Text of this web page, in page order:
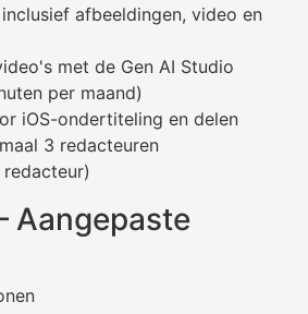
afbeeldingen, video en
met de Gen AI Studio
per maand)
iOS-ondertiteling en delen
3 redacteuren
Aangepaste